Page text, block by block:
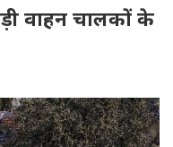
वाहन चालकों के